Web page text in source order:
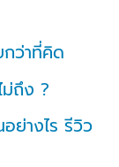
กว่าที่คิด
ม่ถึง ?
ย่างไร รีวิว